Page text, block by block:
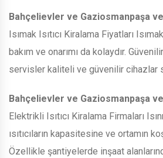
Bahçelievler ve Gaziosmanpaşa
Isımak Isıtıcı Kiralama Fiyatları
bakım ve onarımı da kolaydır.
servisler kaliteli ve güvenilir cihazlar
Bahçelievler ve Gaziosmanpaşa
Elektrikli Isıtıcı Kiralama Firmaları
ısıtıcıların kapasitesine ve ortamın
Özellikle şantiyelerde inşaat